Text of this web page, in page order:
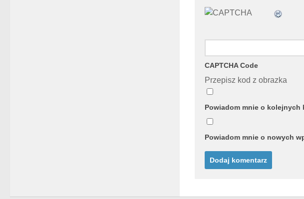
CAPTCHA Code
Przepisz kod z obrazka
Powiadom mnie o kolejnych
Powiadom mnie o nowych